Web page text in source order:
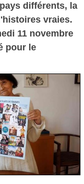
différents, la
vraies.
11 novembre
pour le